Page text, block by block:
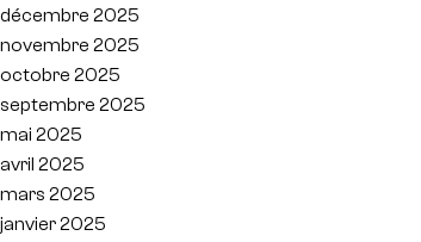
décembre 2025
novembre 2025
octobre 2025
septembre 2025
mai 2025
avril 2025
mars 2025
janvier 2025